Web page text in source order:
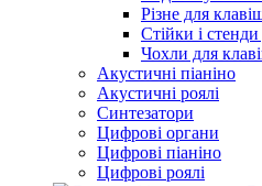
Різне для
Стійки і
Чохли для
Акустичні піаніно
Акустичні роялі
Синтезатори
Цифрові органи
Цифрові піаніно
Цифрові роялі